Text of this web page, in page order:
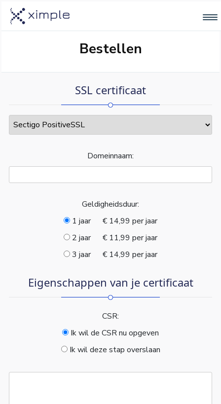
Bestellen
SSL certificaat
Domeinnaam:
Geldigheidsduur:
1 jaar
€ 14,99 per jaar
2 jaar
€ 11,99 per jaar
3 jaar
€ 14,99 per jaar
Eigenschappen van je certificaat
CSR:
Ik wil de CSR nu opgeven
Ik wil deze stap overslaan